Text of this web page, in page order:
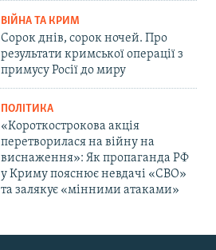
ВІЙНА ТА КРИМ
Сорок днів, сорок ночей. Про
результати кримської операції з
примусу Росії до миру
ПОЛІТИКА
«Короткострокова акція
перетворилася на війну на
виснаження»: Як пропаганда РФ
у Криму пояснює невдачі «СВО»
та залякує «мінними атаками»